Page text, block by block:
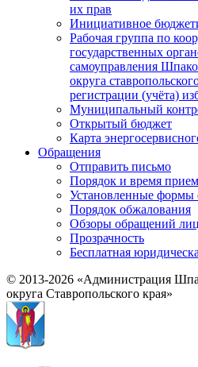
их прав
Инициативное
Рабочая группа по
государственных
самоуправления
округа
регистрации (учёта)
Муниципальный
Открытый бюджет
Карта
Обращения
Отправить письмо
Порядок и время
Установленные формы
Порядок обжалования
Обзоры обращений лиц
Прозрачность
Бесплатная
© 2013-2026 «Администрация
округа Ставропольского края»